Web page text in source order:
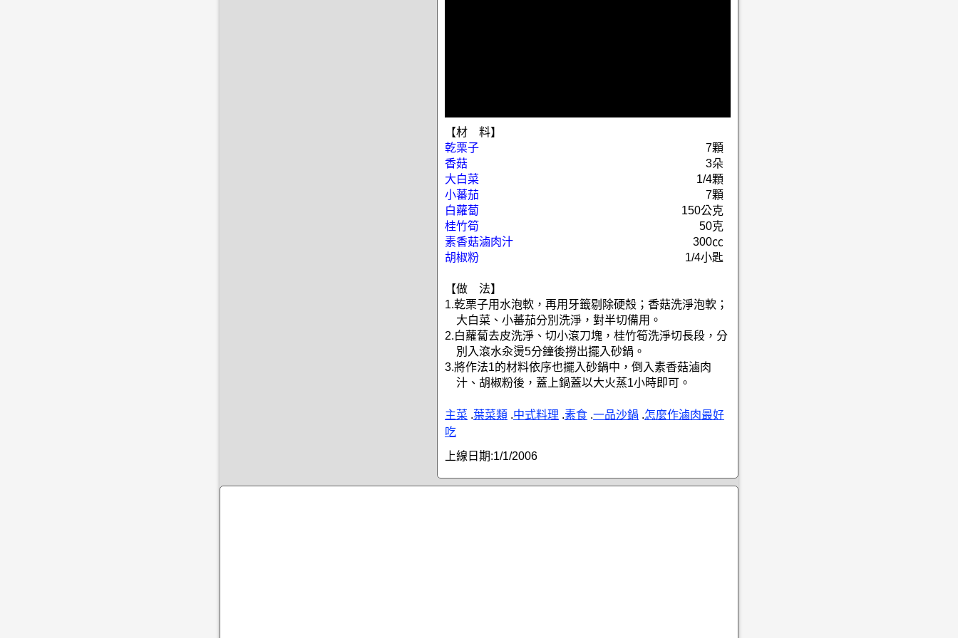
【材 料】
乾栗子
7顆
香菇
3朵
大白菜
1/4顆
小蕃茄
7顆
白蘿蔔
150公克
桂竹筍
50克
素香菇滷肉汁
300㏄
胡椒粉
1/4小匙
【做 法】
1.乾栗子用水泡軟，再用牙籤剔除硬殼；香菇洗淨泡軟；
大白菜、小蕃茄分別洗淨，對半切備用。
2.白蘿蔔去皮洗淨、切小滾刀塊，桂竹筍洗淨切長段，分
別入滾水汆燙5分鐘後撈出擺入砂鍋。
3.將作法1的材料依序也擺入砂鍋中，倒入素香菇滷肉
汁、胡椒粉後，蓋上鍋蓋以大火蒸1小時即可。
主菜 .葉菜類 .中式料理 .素食 .一品沙鍋 .怎麼作滷肉最好
吃
上線日期:1/1/2006